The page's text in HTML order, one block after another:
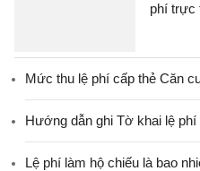
phí trực
Mức thu lệ phí cấp thẻ Căn
Hướng dẫn ghi Tờ khai lệ
Lệ phí làm hộ chiếu là bao